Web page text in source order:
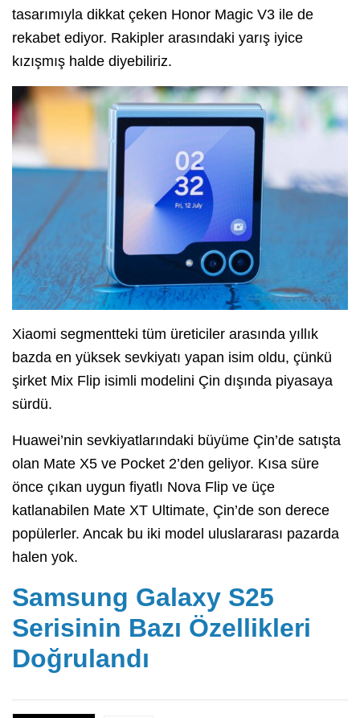
tasarımıyla dikkat çeken Honor Magic V3 ile de
rekabet ediyor. Rakipler arasındaki yarış iyice
kızışmış halde diyebiliriz.
Xiaomi segmentteki tüm üreticiler arasında yıllık
bazda en yüksek sevkiyatı yapan isim oldu, çünkü
şirket Mix Flip isimli modelini Çin dışında piyasaya
sürdü.
Huawei’nin sevkiyatlarındaki büyüme Çin’de satışta
olan Mate X5 ve Pocket 2’den geliyor. Kısa süre
önce çıkan uygun fiyatlı Nova Flip ve üçe
katlanabilen Mate XT Ultimate, Çin’de son derece
popülerler. Ancak bu iki model uluslararası pazarda
halen yok.
Samsung Galaxy S25
Serisinin Bazı Özellikleri
Doğrulandı